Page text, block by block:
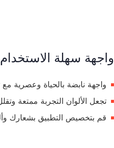
واجهة سهلة
واجهة نابضة بالحياة وعصرية
تجعل الألوان التجربة ممتعة
قم بتخصيص التطبيق بشعارك